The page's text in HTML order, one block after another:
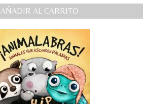
AÑADIR AL CARRITO